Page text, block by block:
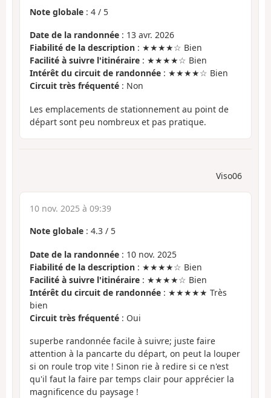
Note globale : 4 / 5
Date de la randonnée : 13 avr. 2026
Fiabilité de la description : ★★★★☆ Bien
Facilité à suivre l'itinéraire : ★★★★☆ Bien
Intérêt du circuit de randonnée : ★★★★☆ Bien
Circuit très fréquenté : Non
Les emplacements de stationnement au point de
départ sont peu nombreux et pas pratique.
Viso06
10 nov. 2025 à 09:39
Note globale : 4.3 / 5
Date de la randonnée : 10 nov. 2025
Fiabilité de la description : ★★★★☆ Bien
Facilité à suivre l'itinéraire : ★★★★☆ Bien
Intérêt du circuit de randonnée : ★★★★★ Très
bien
Circuit très fréquenté : Oui
superbe randonnée facile à suivre; juste faire
attention à la pancarte du départ, on peut la louper
si on roule trop vite ! Sinon rie à redire si ce n'est
qu'il faut la faire par temps clair pour apprécier la
magnificence du paysage !